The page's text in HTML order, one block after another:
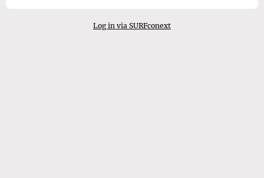
Log in via SURFconext